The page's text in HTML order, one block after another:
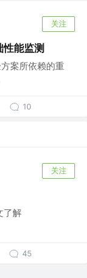
关注
能监测
案所依赖的重
10
关注
了解
45